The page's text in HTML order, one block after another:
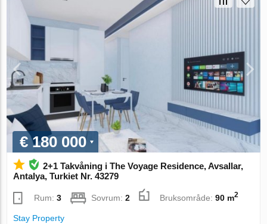
€ 180 000
2+1 Takvåning i The Voyage Residence, Avsallar,
Antalya, Turkiet Nr. 43279
Rum:3 Sovrum:2 Bruksområde:90 m2
Stay Property